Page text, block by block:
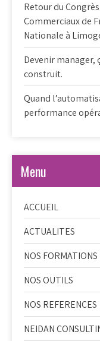
Retour du
Commerciaux de
Nationale à
Devenir manager,
construit.
Quand
performance
Menu
ACCUEIL
ACTUALITES
NOS FORMATIONS
NOS OUTILS
NOS REFERENCES
NEIDAN